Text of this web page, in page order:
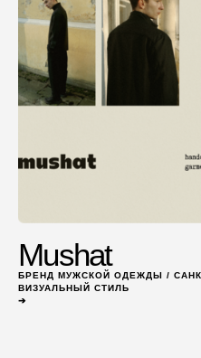
Mushat
БРЕНД МУЖСКОЙ ОДЕЖДЫ /
ВИЗУАЛЬНЫЙ СТИЛЬ
➔